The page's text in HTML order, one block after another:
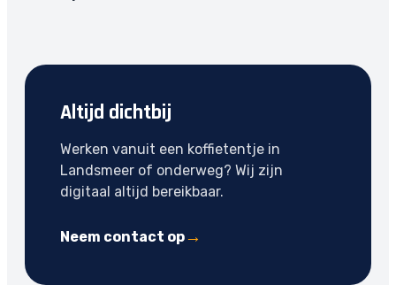
Altijd dichtbij
Werken vanuit een koffietentje in
Landsmeer of onderweg? Wij zijn
digitaal altijd bereikbaar.
Neem contact op